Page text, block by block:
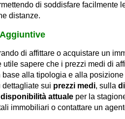
di soddisfare facilmente
distanze.
di affittare o acquistare un
utile sapere che i prezzi medi di
base alla tipologia e alla
sui prezzi medi, sulla
disponibilità attuale per la
immobiliari o contattare un